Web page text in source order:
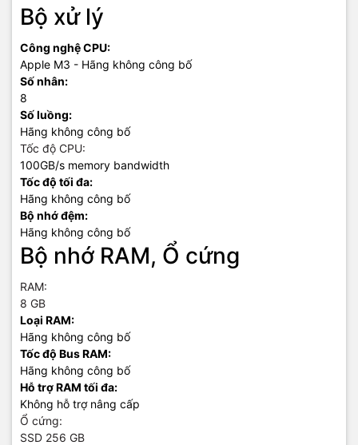
Bộ xử lý
Công nghệ CPU:
Apple M3 - Hãng không công bố
Số nhân:
8
Số luồng:
Hãng không công bố
Tốc độ CPU:
100GB/s memory bandwidth
Tốc độ tối đa:
Hãng không công bố
Bộ nhớ đệm:
Hãng không công bố
Bộ nhớ RAM, Ổ cứng
RAM:
8 GB
Loại RAM:
Hãng không công bố
Tốc độ Bus RAM:
Hãng không công bố
Hỗ trợ RAM tối đa:
Không hỗ trợ nâng cấp
Ổ cứng:
SSD 256 GB